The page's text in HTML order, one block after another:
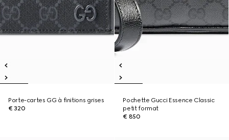
Porte-cartes GG à finitions grises
€ 320
Pochette Gucci Essence Classic
petit format
€ 850